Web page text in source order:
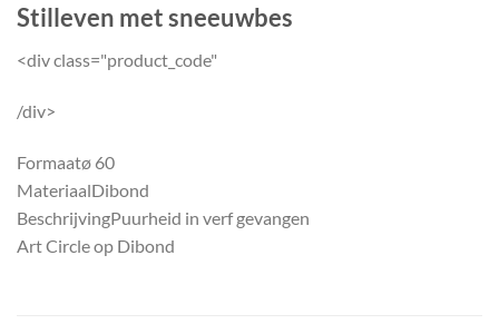
Stilleven met sneeuwbes
<div class="product_code"
/div>
Formaatø 60
MateriaalDibond
BeschrijvingPuurheid in verf gevangen
Art Circle op Dibond